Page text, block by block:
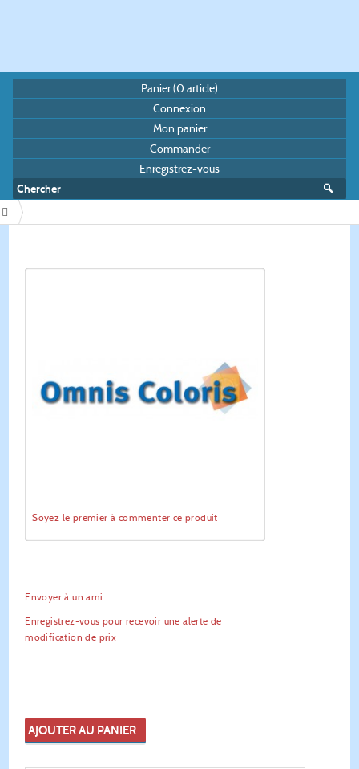
Panier (0 article)
Connexion
Mon panier
Commander
Enregistrez-vous
Soyez le premier à commenter ce produit
Envoyer à un ami
Enregistrez-vous pour recevoir une alerte de
modification de prix
AJOUTER AU PANIER